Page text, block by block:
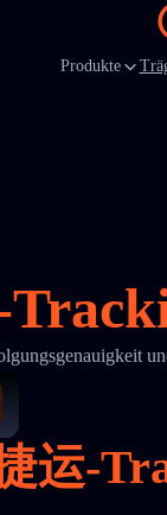
Produkte
运-